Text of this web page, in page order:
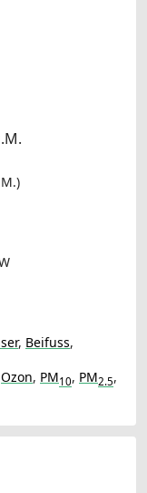
, Beifuss,
Ozon, PM10, PM2.5,